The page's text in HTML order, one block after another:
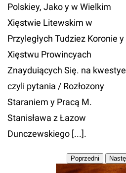
Polskiey, Jako y w Wielkim
Xięstwie Litewskim w
Przyległych Tudziez Koronie y
Xięstwu Prowincyach
Znayduiących Się. na kwestye
czyli pytania / Rozłozony
Staraniem y Pracą M.
Stanisława z Łazow
Dunczewskiego [...].